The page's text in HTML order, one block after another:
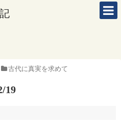
古代に真実を求めて
19